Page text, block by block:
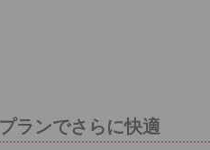
ランでさらに快適